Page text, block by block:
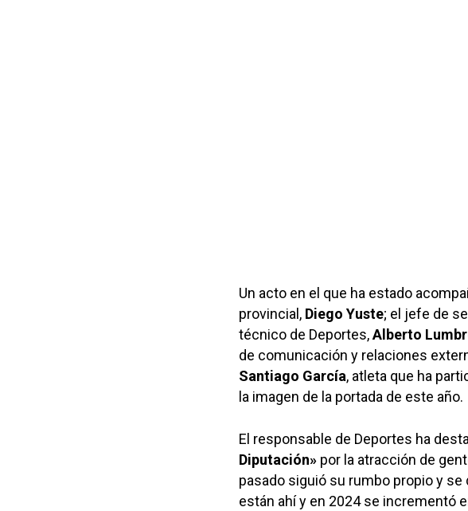
Un acto en el que ha estado
provincial, Diego Yuste; el jefe de
técnico de Deportes,Alberto
de comunicación y relaciones
Santiago García, atleta que ha
la imagen de la portada de este año.
El responsable de Deportes ha
Diputación» por la atracción de
pasado siguió su rumbo propio y
están ahí y en 2024 se incrementó